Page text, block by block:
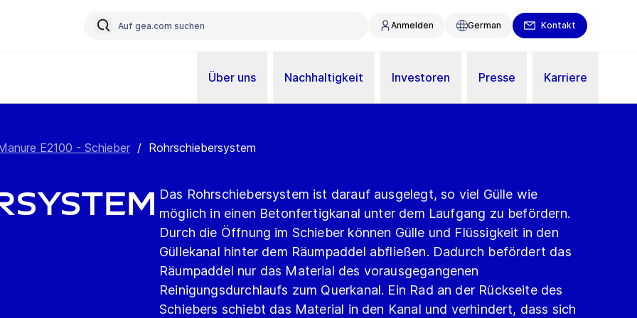
Anmelden German Kontakt
Über uns Nachhaltigkeit Investoren Presse Karriere
E2100 - Schieber / Rohrschiebersystem
Das Rohrschiebersystem ist darauf ausgelegt, so viel Gülle wie
möglich in einen Betonfertigkanal unter dem Laufgang zu befördern.
Durch die Öffnung im Schieber können Gülle und Flüssigkeit in den
Güllekanal hinter dem Räumpaddel abfließen. Dadurch befördert das
Räumpaddel nur das Material des vorausgegangenen
Reinigungsdurchlaufs zum Querkanal. Ein Rad an der Rückseite des
Schiebers schiebt das Material in den Kanal und verhindert, dass sich